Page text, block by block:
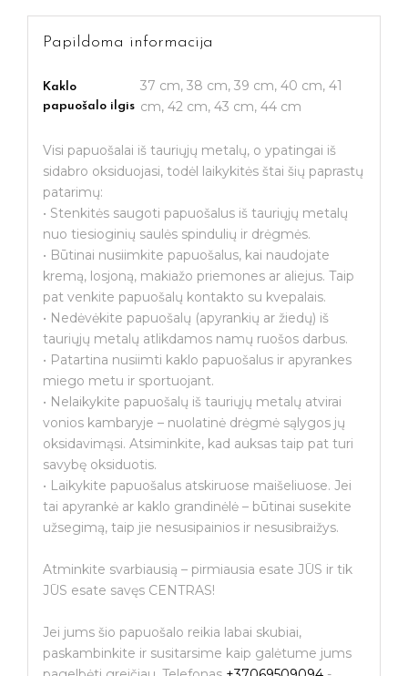
Papildoma informacija
Kaklo
papuošalo ilgis
37 cm, 38 cm, 39 cm, 40 cm, 41
cm, 42 cm, 43 cm, 44 cm
Visi papuošalai iš tauriųjų metalų, o ypatingai iš
sidabro oksiduojasi, todėl laikykitės štai šių paprastų
patarimų:
• Stenkitės saugoti papuošalus iš tauriųjų metalų
nuo tiesioginių saulės spindulių ir drėgmės.
• Būtinai nusiimkite papuošalus, kai naudojate
kremą, losjoną, makiažo priemones ar aliejus. Taip
pat venkite papuošalų kontakto su kvepalais.
• Nedėvėkite papuošalų (apyrankių ar žiedų) iš
tauriųjų metalų atlikdamos namų ruošos darbus.
• Patartina nusiimti kaklo papuošalus ir apyrankes
miego metu ir sportuojant.
• Nelaikykite papuošalų iš tauriųjų metalų atvirai
vonios kambaryje – nuolatinė drėgmė sąlygos jų
oksidavimąsi. Atsiminkite, kad auksas taip pat turi
savybę oksiduotis.
• Laikykite papuošalus atskiruose maišeliuose. Jei
tai apyrankė ar kaklo grandinėlė – būtinai susekite
užsegimą, taip jie nesusipainios ir nesusibraižys.
Atminkite svarbiausią – pirmiausia esate JŪS ir tik
JŪS esate savęs CENTRAS!
Jei jums šio papuošalo reikia labai skubiai,
paskambinkite ir susitarsime kaip galėtume jums